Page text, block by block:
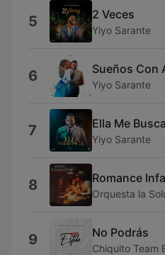
5 2 Veces
Yiyo Sarante
6 Sueños Con
Yiyo Sarante
7 Ella Me Busca
Yiyo Sarante
8 Romance
Orquesta la
9 No Podrás
Chiquito Team